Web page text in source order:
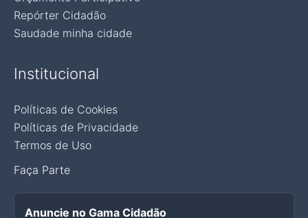
Repórter Cidadão
Saudade minha cidade
Institucional
Políticas de Cookies
Políticas de Privacidade
Termos de Uso
Faça Parte
Anuncie no Gama Cidadão